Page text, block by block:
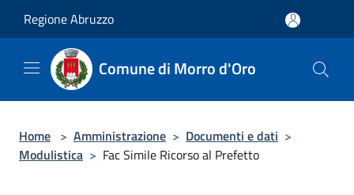
Regione Abruzzo
Comune di Morro d'Oro
Home > Amministrazione > Documenti e dati >
Modulistica > Fac Simile Ricorso al Prefetto